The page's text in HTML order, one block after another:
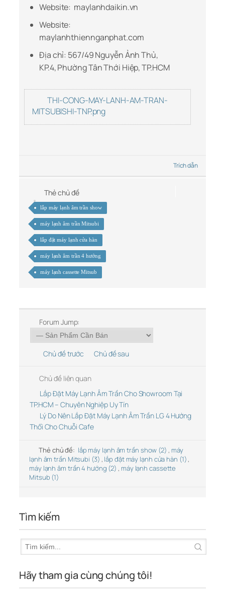
Website: maylanhdaikin.vn
Website:
maylanhthiennganphat.com
Địa chỉ: 567/49 Nguyễn Ảnh Thủ,
KP.4, Phường Tân Thới Hiệp, TP.HCM
THI-CONG-MAY-LANH-AM-TRAN-
MITSUBISHI-TNP.png
Trích dẫn
Thẻ chủ đề
lắp máy lạnh âm trần show
máy lạnh âm trần Mitsubi
lắp đặt máy lạnh cửa hàn
máy lạnh âm trần 4 hướng
máy lạnh cassette Mitsub
Forum Jump:
Chủ đề trước Chủ đề sau
Chủ đề liên quan
Lắp Đặt Máy Lạnh Âm Trần Cho Showroom Tại
TP.HCM – Chuyên Nghiệp Uy Tín
Lý Do Nên Lắp Đặt Máy Lạnh Âm Trần LG 4 Hướng
Thổi Cho Chuỗi Cafe
Thẻ chủ đề: lắp máy lạnh âm trần show (2) , máy
lạnh âm trần Mitsubi (3) , lắp đặt máy lạnh cửa hàn (1),
máy lạnh âm trần 4 hướng (2), máy lạnh cassette
Mitsub (1)
Tìm kiếm
Hãy tham gia cùng chúng tôi!